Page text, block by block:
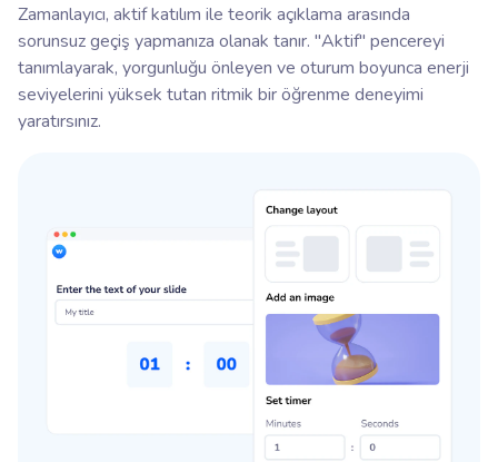
Zamanlayıcı, aktif katılım ile teorik açıklama arasında
sorunsuz geçiş yapmanıza olanak tanır. "Aktif" pencereyi
tanımlayarak, yorgunluğu önleyen ve oturum boyunca enerji
seviyelerini yüksek tutan ritmik bir öğrenme deneyimi
yaratırsınız.